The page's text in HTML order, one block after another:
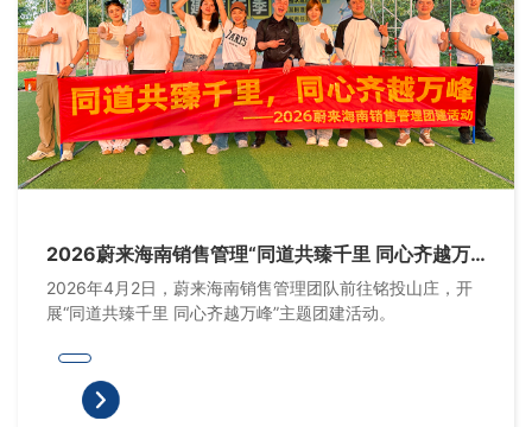
2026蔚来海南销售管理“同道共臻千里 同心齐越万
峰”团建活动
2026年4月2日，蔚来海南销售管理团队前往铭投山庄，开
展“同道共臻千里 同心齐越万峰”主题团建活动。